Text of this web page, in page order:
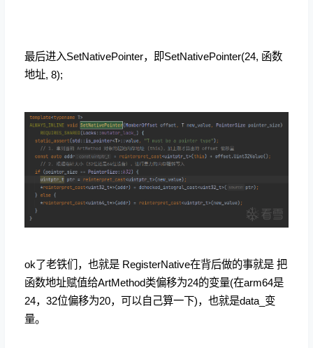
最后进入SetNativePointer，即SetNativePointer(24, 函数
地址, 8);
ok了老铁们，也就是 RegisterNative在背后做的事就是 把
函数地址赋值给ArtMethod类偏移为24的变量(在arm64是
24，32位偏移为20，可以自己算一下)，也就是data_变
量。